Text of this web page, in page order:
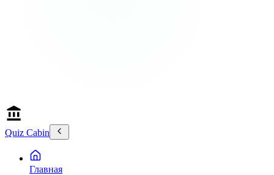
Quiz Cabin
Главная